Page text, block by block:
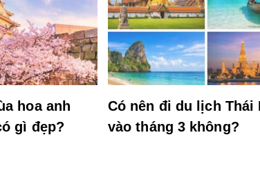
hoa anh
gì đẹp?
Có nên đi du lịch Thái
vào tháng 3 không?